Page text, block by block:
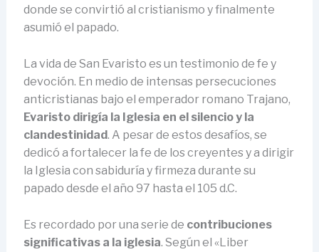
donde se convirtió al cristianismo y finalmente
asumió el papado.
La vida de San Evaristo es un testimonio de fe y
devoción. En medio de intensas persecuciones
anticristianas bajo el emperador romano Trajano,
Evaristo dirigía la Iglesia en el silencio y la
clandestinidad. A pesar de estos desafíos, se
dedicó a fortalecer la fe de los creyentes y a dirigir
la Iglesia con sabiduría y firmeza durante su
papado desde el año 97 hasta el 105 d.C.
Es recordado por una serie de contribuciones
significativas a la iglesia. Según el «Liber